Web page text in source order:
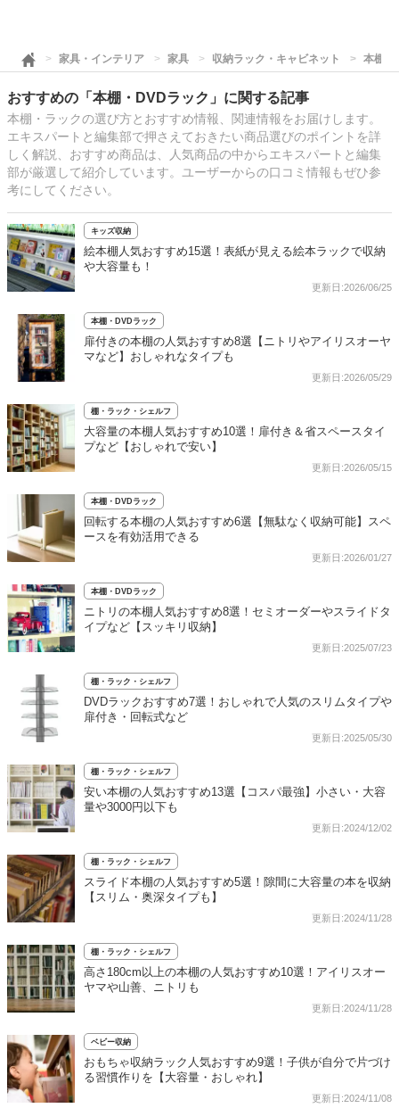
家具・インテリア 家具 収納ラック・キャビネット 本棚・
おすすめの「本棚・DVDラック」に関する記事
本棚・ラックの選び方とおすすめ情報、関連情報をお届けします。
エキスパートと編集部で押さえておきたい商品選びのポイントを詳
しく解説、おすすめ商品は、人気商品の中からエキスパートと編集
部が厳選して紹介しています。ユーザーからの口コミ情報もぜひ参
考にしてください。
キッズ収納
絵本棚人気おすすめ15選！表紙が見える絵本ラックで収納
や大容量も！
更新日:2026/06/25
本棚・DVDラック
扉付きの本棚の人気おすすめ8選【ニトリやアイリスオーヤ
マなど】おしゃれなタイプも
更新日:2026/05/29
棚・ラック・シェルフ
大容量の本棚人気おすすめ10選！扉付き＆省スペースタイ
プなど【おしゃれで安い】
更新日:2026/05/15
本棚・DVDラック
回転する本棚の人気おすすめ6選【無駄なく収納可能】スペ
ースを有効活用できる
更新日:2026/01/27
本棚・DVDラック
ニトリの本棚人気おすすめ8選！セミオーダーやスライドタ
イプなど【スッキリ収納】
更新日:2025/07/23
棚・ラック・シェルフ
DVDラックおすすめ7選！おしゃれで人気のスリムタイプや
扉付き・回転式など
更新日:2025/05/30
棚・ラック・シェルフ
安い本棚の人気おすすめ13選【コスパ最強】小さい・大容
量や3000円以下も
更新日:2024/12/02
棚・ラック・シェルフ
スライド本棚の人気おすすめ5選！隙間に大容量の本を収納
【スリム・奥深タイプも】
更新日:2024/11/28
棚・ラック・シェルフ
高さ180cm以上の本棚の人気おすすめ10選！アイリスオー
ヤマや山善、ニトリも
更新日:2024/11/28
ベビー収納
おもちゃ収納ラック人気おすすめ9選！子供が自分で片づけ
る習慣作りを【大容量・おしゃれ】
更新日:2024/11/08